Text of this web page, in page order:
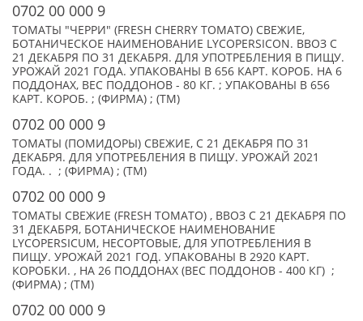
0702 00 000 9
ТОМАТЫ "ЧЕРРИ" (FRESH CHERRY TOMATO) СВЕЖИЕ,
БОТАНИЧЕСКОЕ НАИМЕНОВАНИЕ LYCOPERSICON. ВВОЗ С
21 ДЕКАБРЯ ПО 31 ДЕКАБРЯ. ДЛЯ УПОТРЕБЛЕНИЯ В ПИЩУ.
УРОЖАЙ 2021 ГОДА. УПАКОВАНЫ В 656 КАРТ. КОРОБ. НА 6
ПОДДОНАХ, ВЕС ПОДДОНОВ - 80 КГ. ; УПАКОВАНЫ В 656
КАРТ. КОРОБ. ; (ФИРМА) ; (TM)
0702 00 000 9
ТОМАТЫ (ПОМИДОРЫ) СВЕЖИЕ, С 21 ДЕКАБРЯ ПО 31
ДЕКАБРЯ. ДЛЯ УПОТРЕБЛЕНИЯ В ПИЩУ. УРОЖАЙ 2021
ГОДА. . ; (ФИРМА) ; (TM)
0702 00 000 9
ТОМАТЫ СВЕЖИЕ (FRESH TOMATO) , ВВОЗ С 21 ДЕКАБРЯ ПО
31 ДЕКАБРЯ, БОТАНИЧЕСКОЕ НАИМЕНОВАНИЕ
LYCOPERSICUM, НЕСОРТОВЫЕ, ДЛЯ УПОТРЕБЛЕНИЯ В
ПИЩУ. УРОЖАЙ 2021 ГОД. УПАКОВАНЫ В 2920 КАРТ.
КОРОБКИ. , НА 26 ПОДДОНАХ (ВЕС ПОДДОНОВ - 400 КГ) ;
(ФИРМА) ; (TM)
0702 00 000 9